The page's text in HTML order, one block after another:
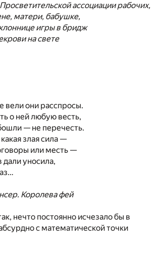
ассоциации рабочих,
матери, бабушке,
игры в бридж
на свете
вели они расспросы.
о ней любую весть,
— не перечесть.
злая сила —
или месть —
дали уносила,
Королева фей
нечто постоянно исчезало бы в
с математической точки